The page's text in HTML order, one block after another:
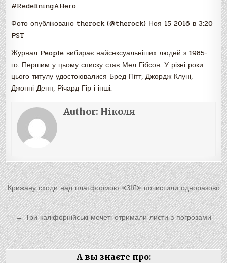
#RedefiningAHero
Фото опубліковано therock (@therock) Ноя 15 2016 в 3:20
PST
Журнал People вибирає найсексуальніших людей з 1985-
го. Першим у цьому списку став Мел Гібсон. У різні роки
цього титулу удостоювалися Бред Пітт, Джордж Клуні,
Джонні Депп, Річард Гір і інші.
Author: Ніколя
Навигация
по
записям
Крижану сходи над платформою «ЗІЛ» почистили одноразово
→
← Три каліфорнійські мечеті отримали листи з погрозами
А вы знаєте про: